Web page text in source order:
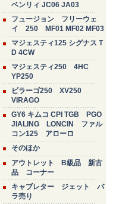
ベンリィ JC06 JA03
フュージョン フリーウェ
イ 250 MF01 MF02 MF03
マジェスティ125 シグナス T
D 4CW
マジェスティ250 4HC
YP250
ビラーゴ250 XV250
VIRAGO
GY6 キムコ CPI TGB PGO
JIALING LONCIN ファル
コン125 アローロ
そのほか
アウトレット B級品 新古
品 コーナー
キャブレター ジェット バ
ラ売り